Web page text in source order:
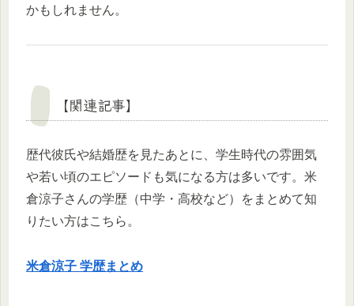
かもしれません。
【関連記事】
歴代彼氏や結婚歴を見たあとに、学生時代の雰囲気
や若い頃のエピソードも気になる方は多いです。米
倉涼子さんの学歴（中学・高校など）をまとめて知
りたい方はこちら。
米倉涼子 学歴まとめ